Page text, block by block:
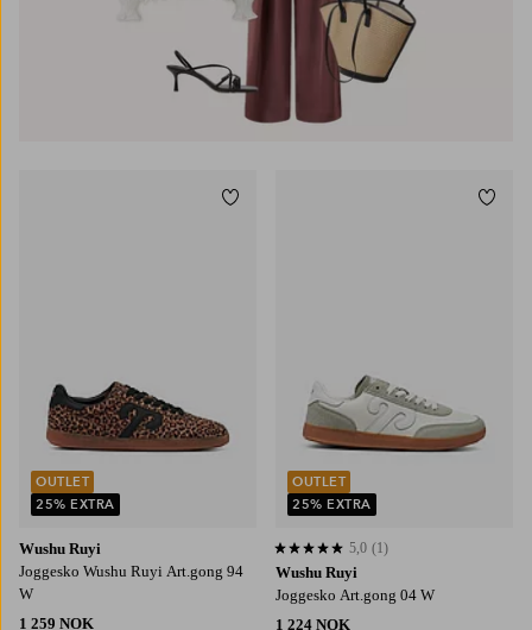
Wushu Ruyi
Joggesko Wushu Ruyi Art.gong 94
W
1 259 NOK
OUTLET
25% EXTRA
Legg til favoritter
Wushu Ruyi
Joggesko Art.gong 04 W
1 224 NOK
5,0 basert på 1 karaktergivninger
5,0 (1)
OUTLET
25% EXTRA